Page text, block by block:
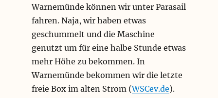
Warnemünde können wir unter Parasail
fahren. Naja, wir haben etwas
geschummelt und die Maschine
genutzt um für eine halbe Stunde etwas
mehr Höhe zu bekommen. In
Warnemünde bekommen wir die letzte
freie Box im alten Strom (WSCev.de).